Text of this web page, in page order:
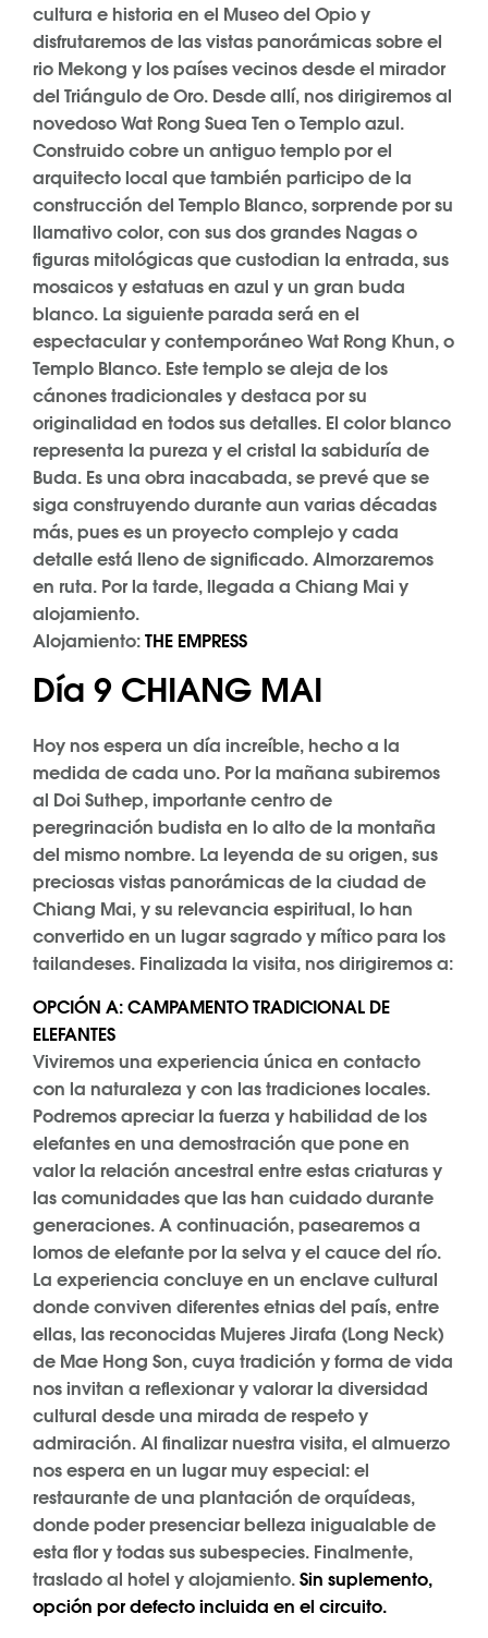
cultura e historia en el Museo del Opio y
disfrutaremos de las vistas panorámicas sobre el
rio Mekong y los países vecinos desde el mirador
del Triángulo de Oro. Desde allí, nos dirigiremos al
novedoso Wat Rong Suea Ten o Templo azul.
Construido cobre un antiguo templo por el
arquitecto local que también participo de la
construcción del Templo Blanco, sorprende por su
llamativo color, con sus dos grandes Nagas o
figuras mitológicas que custodian la entrada, sus
mosaicos y estatuas en azul y un gran buda
blanco. La siguiente parada será en el
espectacular y contemporáneo Wat Rong Khun, o
Templo Blanco. Este templo se aleja de los
cánones tradicionales y destaca por su
originalidad en todos sus detalles. El color blanco
representa la pureza y el cristal la sabiduría de
Buda. Es una obra inacabada, se prevé que se
siga construyendo durante aun varias décadas
más, pues es un proyecto complejo y cada
detalle está lleno de significado. Almorzaremos
en ruta. Por la tarde, llegada a Chiang Mai y
alojamiento.
Alojamiento:THE EMPRESS
Día 9 CHIANG MAI
Hoy nos espera un día increíble, hecho a la
medida de cada uno. Por la mañana subiremos
al Doi Suthep, importante centro de
peregrinación budista en lo alto de la montaña
del mismo nombre. La leyenda de su origen, sus
preciosas vistas panorámicas de la ciudad de
Chiang Mai, y su relevancia espiritual, lo han
convertido en un lugar sagrado y mítico para los
tailandeses. Finalizada la visita, nos dirigiremos a:
OPCIÓN A: CAMPAMENTO TRADICIONAL DE
ELEFANTES
Viviremos una experiencia única en contacto
con la naturaleza y con las tradiciones locales.
Podremos apreciar la fuerza y habilidad de los
elefantes en una demostración que pone en
valor la relación ancestral entre estas criaturas y
las comunidades que las han cuidado durante
generaciones. A continuación, pasearemos a
lomos de elefante por la selva y el cauce del río.
La experiencia concluye en un enclave cultural
donde conviven diferentes etnias del país, entre
ellas, las reconocidas Mujeres Jirafa (Long Neck)
de Mae Hong Son, cuya tradición y forma de vida
nos invitan a reflexionar y valorar la diversidad
cultural desde una mirada de respeto y
admiración. Al finalizar nuestra visita, el almuerzo
nos espera en un lugar muy especial: el
restaurante de una plantación de orquídeas,
donde poder presenciar belleza inigualable de
esta flor y todas sus subespecies. Finalmente,
traslado al hotel y alojamiento.Sin suplemento,
opción por defecto incluida en el circuito.